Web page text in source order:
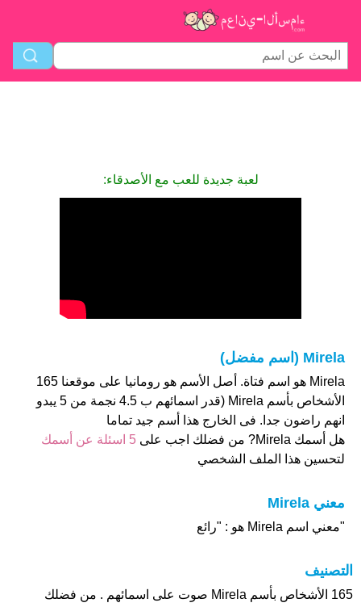
لعبة جديدة للعب مع الأصدقاء:
Mirela (اسم مفضل)
Mirela هو اسم فتاة. أصل الأسم هو رومانيا على موقعنا 165
الأشخاص بأسم Mirela (قدر اسمائهم ب 4.5 نجمة من 5 يبدو
انهم راضون جدا. فى الخارج هذا أسم جيد تماما
هل أسمك Mirela? من فضلك اجب على
5 اسئلة عن أسمك
لتحسين هذا الملف الشخصي
معني Mirela
"معني اسم Mirela هو : "رائع
التصنيف
165 الأشخاص بأسم Mirela صوت على اسمائهم . من فضلك